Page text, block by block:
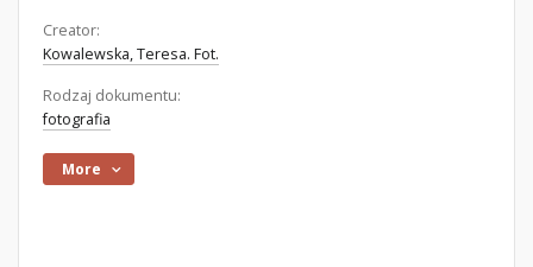
Creator:
Kowalewska, Teresa. Fot.
Rodzaj dokumentu:
fotografia
More